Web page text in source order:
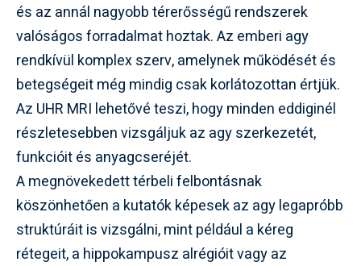
és az annál nagyobb térerősségű rendszerek
valóságos forradalmat hoztak. Az emberi agy
rendkívül komplex szerv, amelynek működését és
betegségeit még mindig csak korlátozottan értjük.
Az UHR MRI lehetővé teszi, hogy minden eddiginél
részletesebben vizsgáljuk az agy szerkezetét,
funkcióit és anyagcseréjét.
A megnövekedett térbeli felbontásnak
köszönhetően a kutatók képesek az agy legapróbb
struktúráit is vizsgálni, mint például a kéreg
rétegeit, a hippokampusz alrégióit vagy az